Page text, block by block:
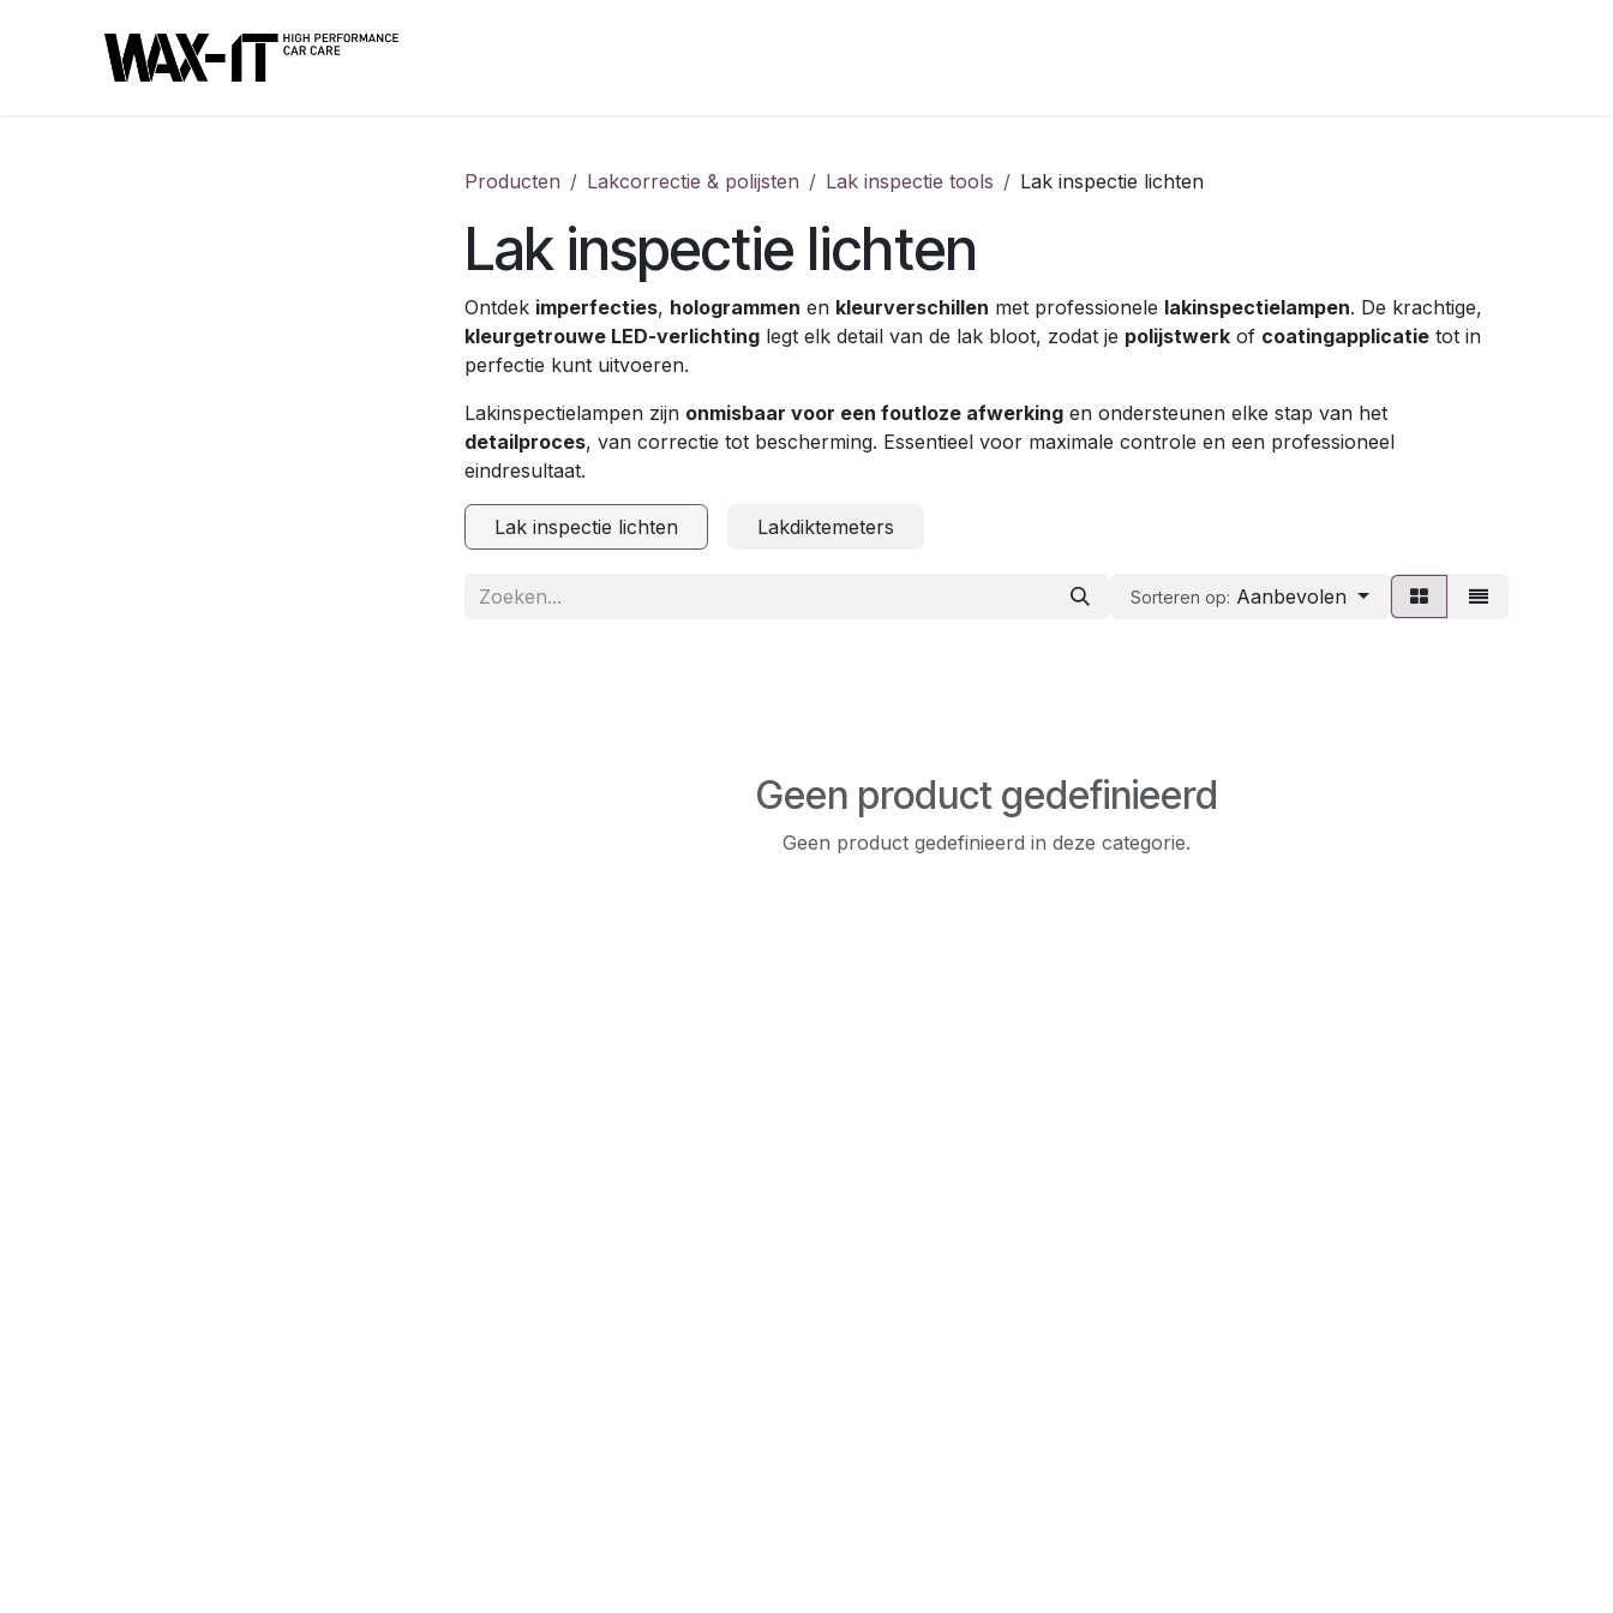
Producten Lakcorrectie & polijsten Lak inspectie tools Lak inspectie lichten
Lak inspectie lichten
Ontdek imperfecties, hologrammen en kleurverschillen met professionele lakinspectielampen. De krachtige,
kleurgetrouwe LED-verlichting legt elk detail van de lak bloot, zodat je polijstwerk of coatingapplicatie tot in
perfectie kunt uitvoeren.
Lakinspectielampen zijn onmisbaar voor een foutloze afwerking en ondersteunen elke stap van het
detailproces, van correctie tot bescherming. Essentieel voor maximale controle en een professioneel
eindresultaat.
Lak inspectie lichten Lakdiktemeters
Sorteren op: Aanbevolen
Geen product gedefinieerd
Geen product gedefinieerd in deze categorie.